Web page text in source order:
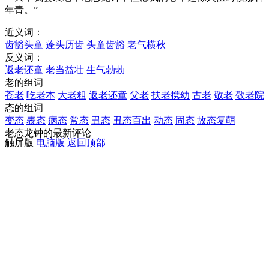
年青。”
近义词：
齿豁头童 蓬头历齿 头童齿豁 老气横秋
反义词：
返老还童 老当益壮 生气勃勃
老的组词
苍老 吃老本 大老粗 返老还童 父老 扶老携幼 古老 敬老 敬老院
态的组词
变态 表态 病态 常态 丑态 丑态百出 动态 固态 故态复萌
老态龙钟的最新评论
触屏版 电脑版 返回顶部